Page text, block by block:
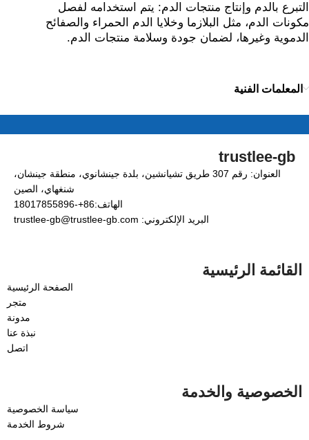
التبرع بالدم وإنتاج منتجات الدم: يتم استخدامه لفصل
مكونات الدم، مثل البلازما وخلايا الدم الحمراء والصفائح
الدموية وغيرها، لضمان جودة وسلامة منتجات الدم.
المعلمات الفنية
trustlee-gb
العنوان: رقم 307 طريق تشيانشين، بلدة جينشانوي، منطقة جينشان،
شنغهاي، الصين
الهاتف:86+-18017855896
البريد الإلكتروني: trustlee-gb@trustlee-gb.com
القائمة الرئيسية
الصفحة الرئيسية
متجر
مدونة
نبذة عنا
اتصل
الخصوصية والخدمة
سياسة الخصوصية
شروط الخدمة